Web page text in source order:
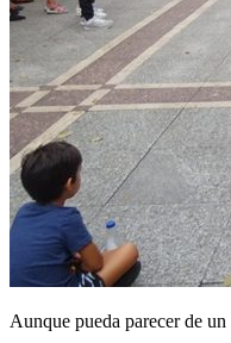
Aunque pueda parecer de